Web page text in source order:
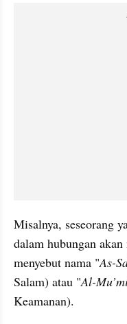
Misalnya, seseorang
dalam hubungan
menyebut nama "As-
Salam) atau "Al-
Keamanan).